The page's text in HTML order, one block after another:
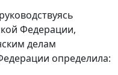
Федерации,
делам
определила: